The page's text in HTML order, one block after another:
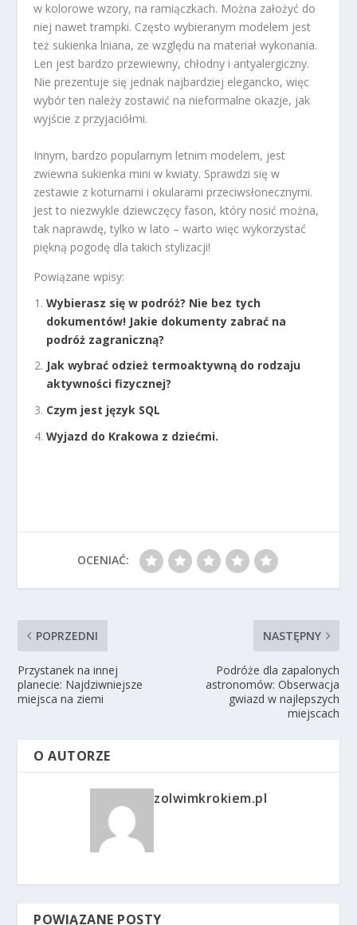
w kolorowe wzory, na ramiączkach. Można założyć do
niej nawet trampki. Często wybieranym modelem jest
też sukienka lniana, ze względu na materiał wykonania.
Len jest bardzo przewiewny, chłodny i antyalergiczny.
Nie prezentuje się jednak najbardziej elegancko, więc
wybór ten należy zostawić na nieformalne okazje, jak
wyjście z przyjaciółmi.
Innym, bardzo popularnym letnim modelem, jest
zwiewna sukienka mini w kwiaty. Sprawdzi się w
zestawie z koturnami i okularami przeciwsłonecznymi.
Jest to niezwykle dziewczęcy fason, który nosić można,
tak naprawdę, tylko w lato – warto więc wykorzystać
piękną pogodę dla takich stylizacji!
Powiązane wpisy:
Wybierasz się w podróż? Nie bez tych
dokumentów! Jakie dokumenty zabrać na
podróż zagraniczną?
Jak wybrać odzież termoaktywną do rodzaju
aktywności fizycznej?
Czym jest język SQL
Wyjazd do Krakowa z dziećmi.
OCENIAĆ:
POPRZEDNI
Przystanek na innej
planecie: Najdziwniejsze
miejsca na ziemi
NASTĘPNY
Podróże dla zapalonych
astronomów: Obserwacja
gwiazd w najlepszych
miejscach
O AUTORZE
zolwimkrokiem.pl
POWIĄZANE POSTY